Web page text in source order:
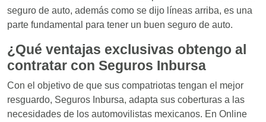
seguro de auto, además como se dijo líneas arriba, es una
parte fundamental para tener un buen seguro de auto.
¿Qué ventajas exclusivas obtengo al
contratar con Seguros Inbursa
Con el objetivo de que sus compatriotas tengan el mejor
resguardo, Seguros Inbursa, adapta sus coberturas a las
necesidades de los automovilistas mexicanos. En Online